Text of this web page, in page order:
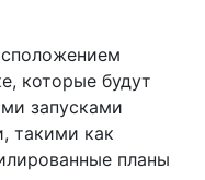
которые будут
запусками
такими как
планы